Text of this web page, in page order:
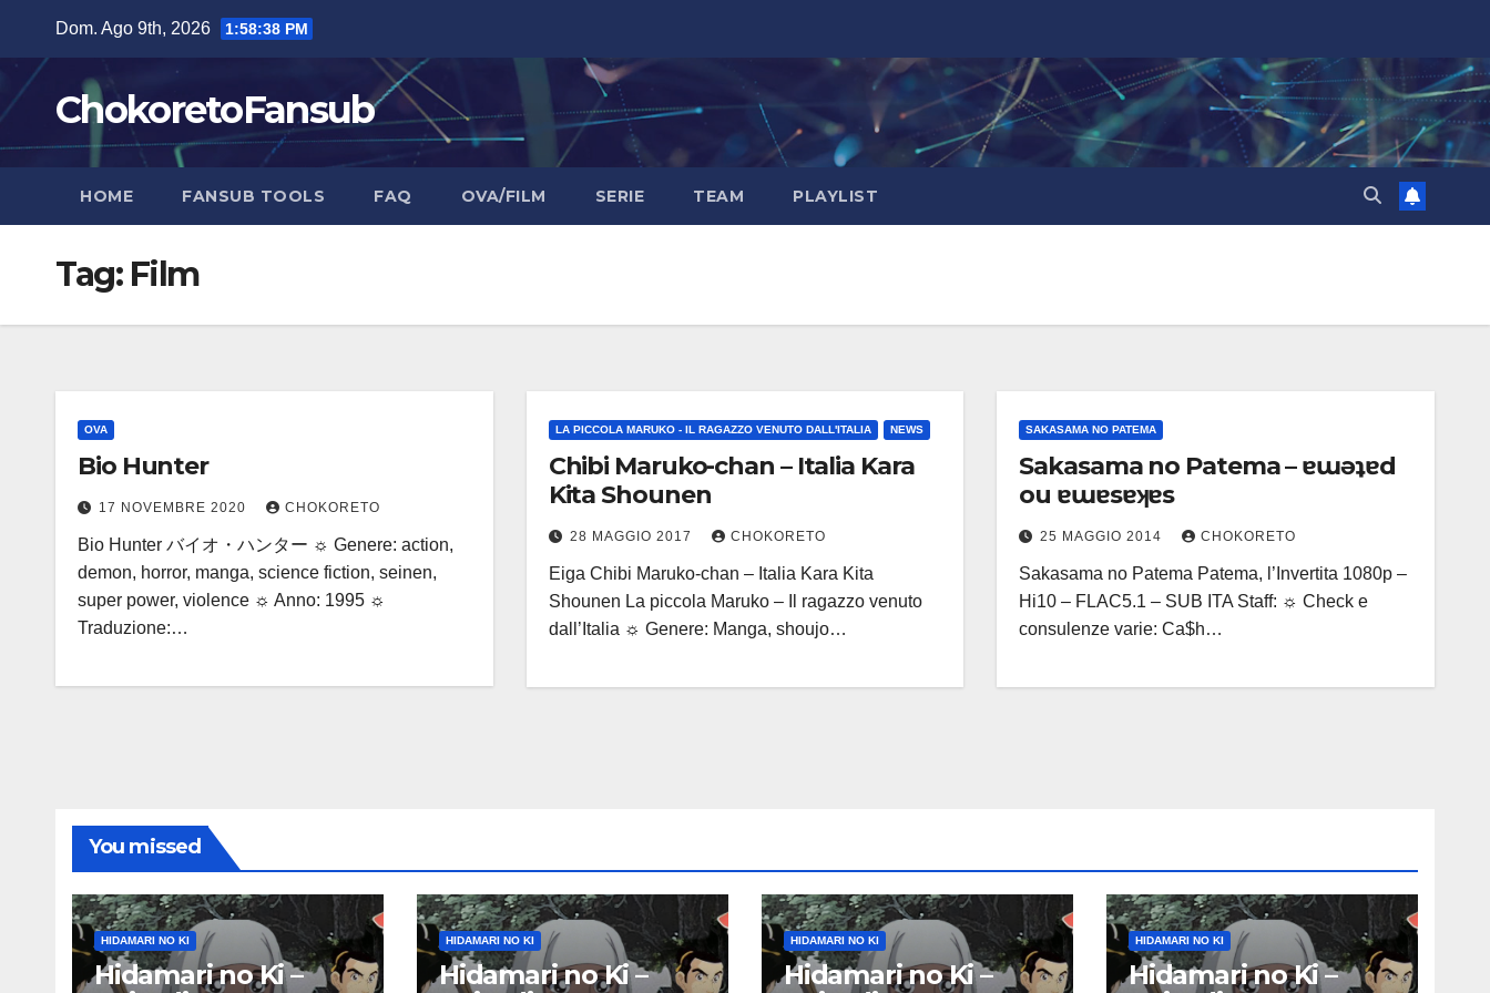
contenuto
Dom. Ago 9th, 2026 1:58:38 PM
ChokoretoFansub
HOME FANSUB TOOLS FAQ OVA/FILM SERIE TEAM PLAYLIST
Tag: Film
OVA
Bio Hunter
17 NOVEMBRE 2020 CHOKORETO
Bio Hunter バイオ・ハンター ☼ Genere: action,
demon, horror, manga, science fiction, seinen,
super power, violence ☼ Anno: 1995 ☼
Traduzione:…
LA PICCOLA MARUKO - IL RAGAZZO VENUTO DALL'ITALIA NEWS
Chibi Maruko-chan – Italia Kara
Kita Shounen
28 MAGGIO 2017 CHOKORETO
Eiga Chibi Maruko-chan – Italia Kara Kita
Shounen La piccola Maruko – Il ragazzo venuto
dall’Italia ☼ Genere: Manga, shoujo…
SAKASAMA NO PATEMA
Sakasama no Patema – ɐɯǝʇɐd
ou ɐɯɐsɐʞɐs
25 MAGGIO 2014 CHOKORETO
Sakasama no Patema Patema, l’Invertita 1080p –
Hi10 – FLAC5.1 – SUB ITA Staff: ☼ Check e
consulenze varie: Ca$h…
You missed
HIDAMARI NO KI
Hidamari no Ki –
HIDAMARI NO KI
Hidamari no Ki –
HIDAMARI NO KI
Hidamari no Ki –
HIDAMARI NO KI
Hidamari no Ki –